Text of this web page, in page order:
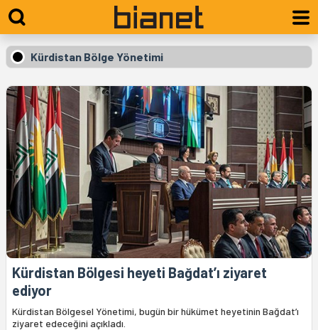
Kürdistan Bölge Yönetimi
Kürdistan Bölgesi heyeti Bağdat’ı ziyaret
ediyor
Kürdistan Bölgesel Yönetimi, bugün bir hükümet heyetinin Bağdat’ı
ziyaret edeceğini açıkladı.